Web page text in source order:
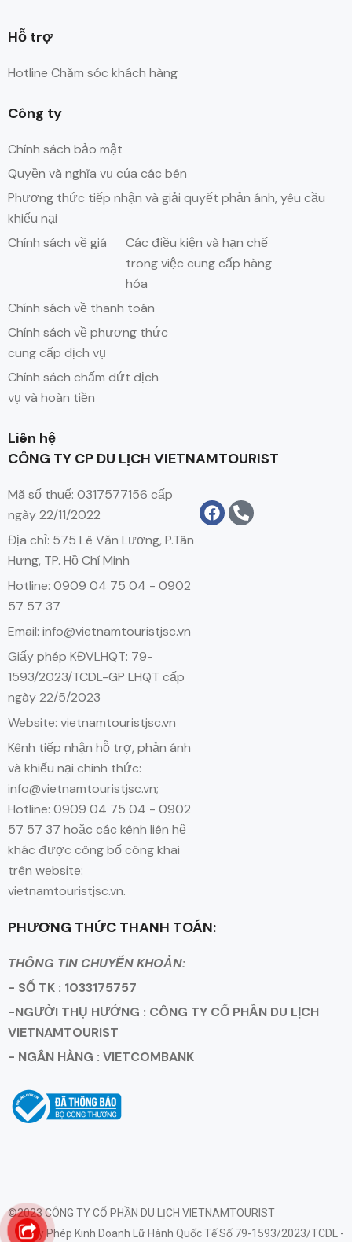
Hỗ trợ
Hotline Chăm sóc khách hàng
Công ty
Chính sách bảo mật
Quyền và nghĩa vụ của các bên
Phương thức tiếp nhận và giải quyết phản ánh, yêu cầu
khiếu nại
Chính sách về giá
Các điều kiện và hạn chế
trong việc cung cấp hàng
hóa
Chính sách về thanh toán
Chính sách về phương thức
cung cấp dịch vụ
Chính sách chấm dứt dịch
vụ và hoàn tiền
Liên hệ
CÔNG TY CP DU LỊCH VIETNAMTOURIST
Mã số thuế: 0317577156 cấp
ngày 22/11/2022
Địa chỉ: 575 Lê Văn Lương, P.Tân
Hưng, TP. Hồ Chí Minh
Hotline: 0909 04 75 04 - 0902
57 57 37
Email: info@vietnamtouristjsc.vn
Giấy phép KĐVLHQT: 79-
1593/2023/TCDL-GP LHQT cấp
ngày 22/5/2023
Website: vietnamtouristjsc.vn
Kênh tiếp nhận hỗ trợ, phản ánh
và khiếu nại chính thức:
info@vietnamtouristjsc.vn;
Hotline: 0909 04 75 04 - 0902
57 57 37 hoặc các kênh liên hệ
khác được công bố công khai
trên website:
vietnamtouristjsc.vn.
PHƯƠNG THỨC THANH TOÁN:
THÔNG TIN CHUYỂN KHOẢN:
- SỐ TK : 1033175757
-NGƯỜI THỤ HƯỞNG : CÔNG TY CỔ PHẦN DU LỊCH
VIETNAMTOURIST
- NGÂN HÀNG : VIETCOMBANK
©2023 CÔNG TY CỔ PHẦN DU LỊCH VIETNAMTOURIST
Giấy Phép Kinh Doanh Lữ Hành Quốc Tế Số 79-1593/2023/TCDL -